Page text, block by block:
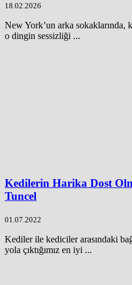
18.02.2026
New York’un arka sokaklarında,
o dingin sessizliği ...
Kedilerin Harika Dost
Tuncel
01.07.2022
Kediler ile kediciler arasındaki
yola çıktığımız en iyi ...